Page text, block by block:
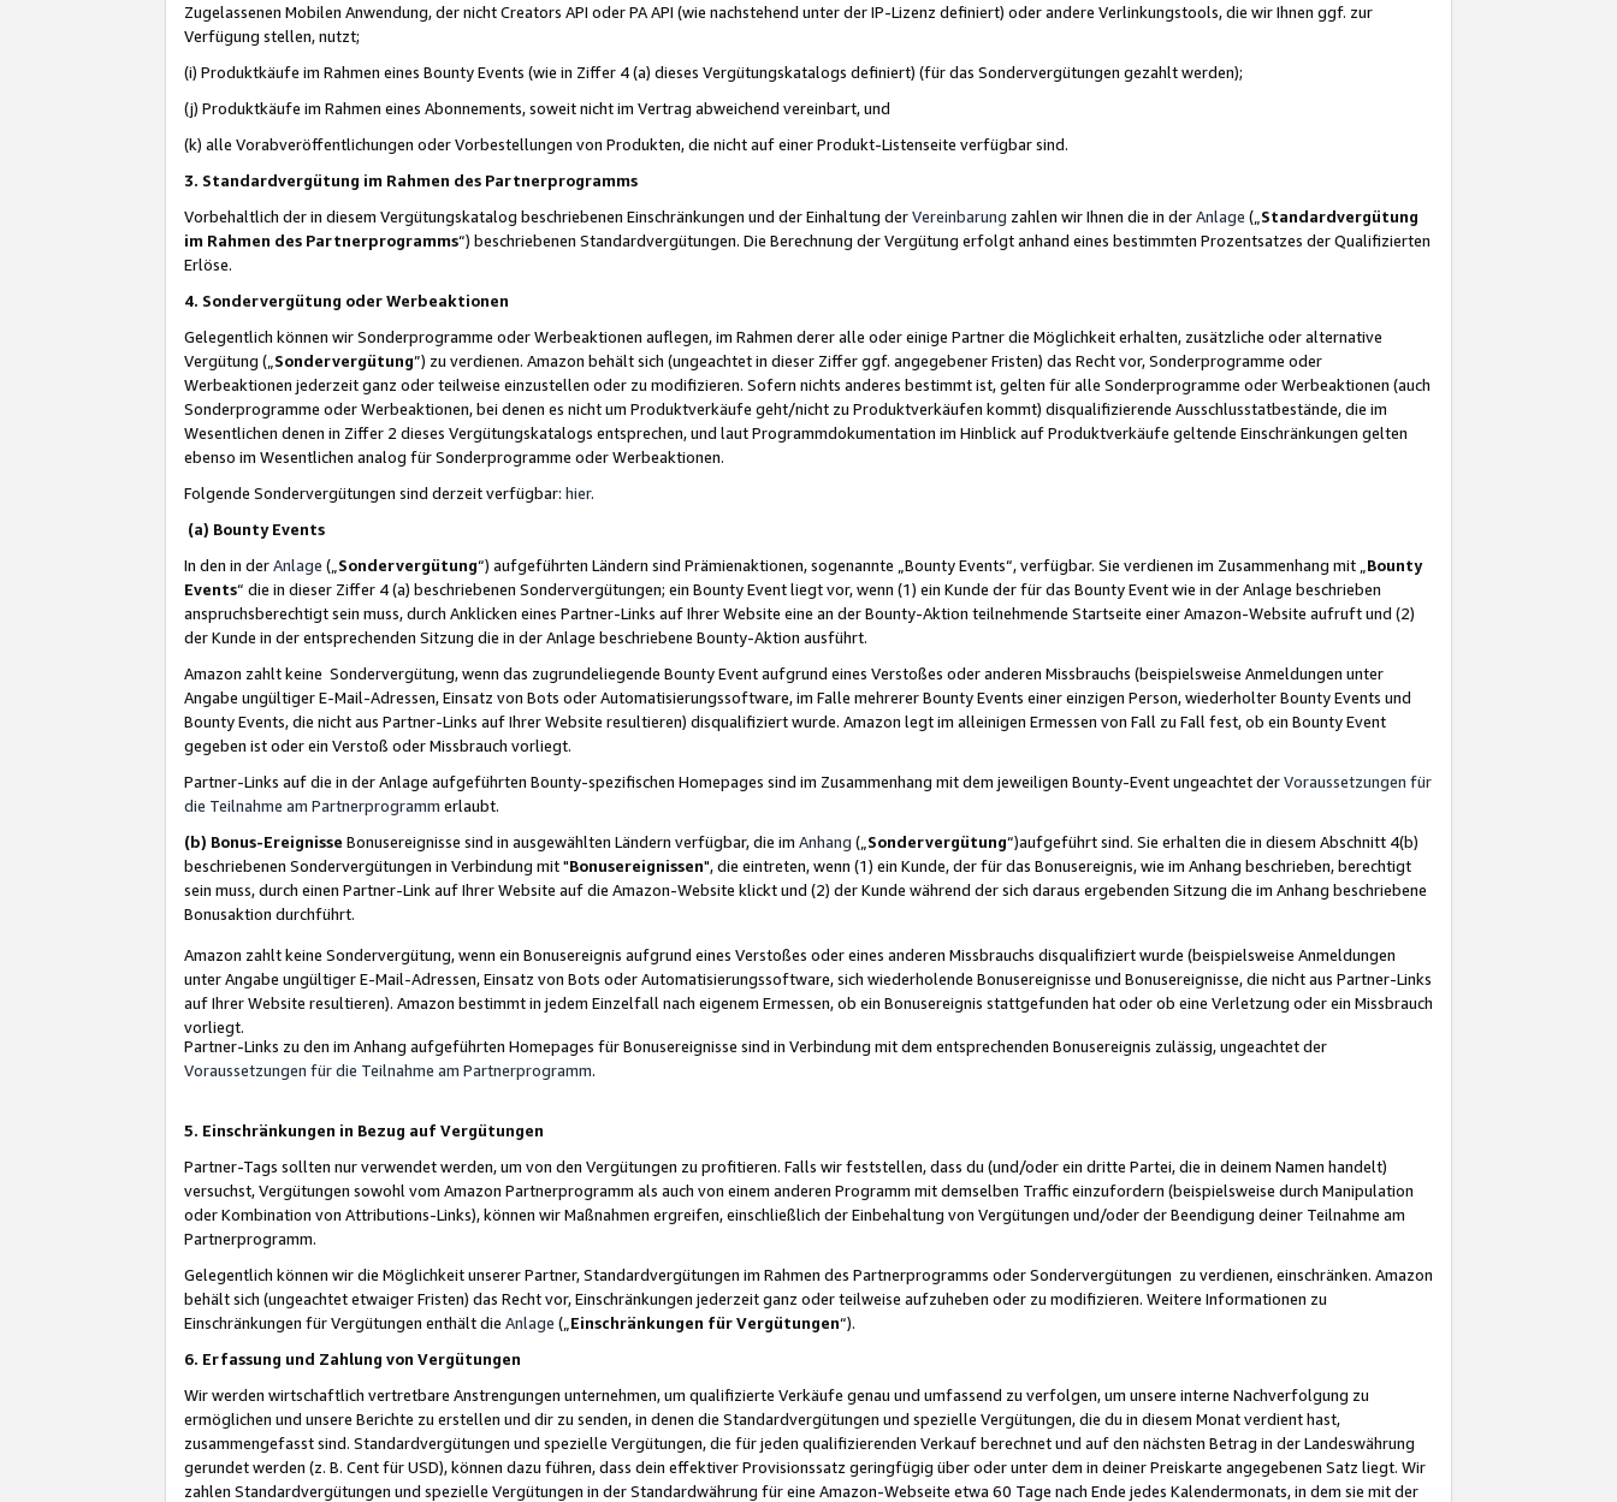
Zugelassenen Mobilen Anwendung, der nicht Creators API oder PA API (wie nachstehend unter der IP-Lizenz definiert) oder andere Verlinkungstools, die wir Ihnen ggf. zur
Verfügung stellen, nutzt;
(i) Produktkäufe im Rahmen eines Bounty Events (wie in Ziffer 4 (a) dieses Vergütungskatalogs definiert) (für das Sondervergütungen gezahlt werden);
(j) Produktkäufe im Rahmen eines Abonnements, soweit nicht im Vertrag abweichend vereinbart, und
(k) alle Vorabveröffentlichungen oder Vorbestellungen von Produkten, die nicht auf einer Produkt-Listenseite verfügbar sind.
3. Standardvergütung im Rahmen des Partnerprogramms
Vorbehaltlich der in diesem Vergütungskatalog beschriebenen Einschränkungen und der Einhaltung derVereinbarung zahlen wir Ihnen die in derAnlage („ Standardvergütung
im Rahmen des Partnerprogramms“) beschriebenen Standardvergütungen. Die Berechnung der Vergütung erfolgt anhand eines bestimmten Prozentsatzes der Qualifizierten
Erlöse.
4. Sondervergütung oder Werbeaktionen
Gelegentlich können wir Sonderprogramme oder Werbeaktionen auflegen, im Rahmen derer alle oder einige Partner die Möglichkeit erhalten, zusätzliche oder alternative
Vergütung („ Sondervergütung”) zu verdienen. Amazon behält sich (ungeachtet in dieser Ziffer ggf. angegebener Fristen) das Recht vor, Sonderprogramme oder
Werbeaktionen jederzeit ganz oder teilweise einzustellen oder zu modifizieren. Sofern nichts anderes bestimmt ist, gelten für alle Sonderprogramme oder Werbeaktionen (auch
Sonderprogramme oder Werbeaktionen, bei denen es nicht um Produktverkäufe geht/nicht zu Produktverkäufen kommt) disqualifizierende Ausschlusstatbestände, die im
Wesentlichen denen in Ziffer 2 dieses Vergütungskatalogs entsprechen, und laut Programmdokumentation im Hinblick auf Produktverkäufe geltende Einschränkungen gelten
ebenso im Wesentlichen analog für Sonderprogramme oder Werbeaktionen.
Folgende Sondervergütungen sind derzeit verfügbar: hier.
(a) Bounty Events
In den in derAnlage („ Sondervergütung“) aufgeführten Ländern sind Prämienaktionen, sogenannte „Bounty Events“, verfügbar. Sie verdienen im Zusammenhang mit „ Bounty
Events“ die in dieser Ziffer 4 (a) beschriebenen Sondervergütungen; ein Bounty Event liegt vor, wenn (1) ein Kunde der für das Bounty Event wie in der Anlage beschrieben
anspruchsberechtigt sein muss, durch Anklicken eines Partner-Links auf Ihrer Website eine an der Bounty-Aktion teilnehmende Startseite einer Amazon-Website aufruft und (2)
der Kunde in der entsprechenden Sitzung die in der Anlage beschriebene Bounty-Aktion ausführt.
Amazon zahlt keine Sondervergütung, wenn das zugrundeliegende Bounty Event aufgrund eines Verstoßes oder anderen Missbrauchs (beispielsweise Anmeldungen unter
Angabe ungültiger E-Mail-Adressen, Einsatz von Bots oder Automatisierungssoftware, im Falle mehrerer Bounty Events einer einzigen Person, wiederholter Bounty Events und
Bounty Events, die nicht aus Partner-Links auf Ihrer Website resultieren) disqualifiziert wurde. Amazon legt im alleinigen Ermessen von Fall zu Fall fest, ob ein Bounty Event
gegeben ist oder ein Verstoß oder Missbrauch vorliegt.
Partner-Links auf die in der Anlage aufgeführten Bounty-spezifischen Homepages sind im Zusammenhang mit dem jeweiligen Bounty-Event ungeachtet derVoraussetzungen für
die Teilnahme am Partnerprogramm erlaubt.
(b) Bonus-Ereignisse Bonusereignisse sind in ausgewählten Ländern verfügbar, die im Anhang („ Sondervergütung“)aufgeführt sind. Sie erhalten die in diesem Abschnitt 4(b)
beschriebenen Sondervergütungen in Verbindung mit "Bonusereignissen", die eintreten, wenn (1) ein Kunde, der für das Bonusereignis, wie im Anhang beschrieben, berechtigt
sein muss, durch einen Partner-Link auf Ihrer Website auf die Amazon-Website klickt und (2) der Kunde während der sich daraus ergebenden Sitzung die im Anhang beschriebene
Bonusaktion durchführt.
Amazon zahlt keine Sondervergütung, wenn ein Bonusereignis aufgrund eines Verstoßes oder eines anderen Missbrauchs disqualifiziert wurde (beispielsweise Anmeldungen
unter Angabe ungültiger E-Mail-Adressen, Einsatz von Bots oder Automatisierungssoftware, sich wiederholende Bonusereignisse und Bonusereignisse, die nicht aus Partner-Links
auf Ihrer Website resultieren). Amazon bestimmt in jedem Einzelfall nach eigenem Ermessen, ob ein Bonusereignis stattgefunden hat oder ob eine Verletzung oder ein Missbrauch
vorliegt.
Partner-Links zu den im Anhang aufgeführten Homepages für Bonusereignisse sind in Verbindung mit dem entsprechenden Bonusereignis zulässig, ungeachtet der
Voraussetzungen für die Teilnahme am Partnerprogramm.
5. Einschränkungen in Bezug auf Vergütungen
Partner-Tags sollten nur verwendet werden, um von den Vergütungen zu profitieren. Falls wir feststellen, dass du (und/oder ein dritte Partei, die in deinem Namen handelt)
versuchst, Vergütungen sowohl vom Amazon Partnerprogramm als auch von einem anderen Programm mit demselben Traffic einzufordern (beispielsweise durch Manipulation
oder Kombination von Attributions-Links), können wir Maßnahmen ergreifen, einschließlich der Einbehaltung von Vergütungen und/oder der Beendigung deiner Teilnahme am
Partnerprogramm.
Gelegentlich können wir die Möglichkeit unserer Partner, Standardvergütungen im Rahmen des Partnerprogramms oder Sondervergütungen zu verdienen, einschränken. Amazon
behält sich (ungeachtet etwaiger Fristen) das Recht vor, Einschränkungen jederzeit ganz oder teilweise aufzuheben oder zu modifizieren. Weitere Informationen zu
Einschränkungen für Vergütungen enthält die Anlage („ Einschränkungen für Vergütungen“).
6. Erfassung und Zahlung von Vergütungen
Wir werden wirtschaftlich vertretbare Anstrengungen unternehmen, um qualifizierte Verkäufe genau und umfassend zu verfolgen, um unsere interne Nachverfolgung zu
ermöglichen und unsere Berichte zu erstellen und dir zu senden, in denen die Standardvergütungen und spezielle Vergütungen, die du in diesem Monat verdient hast,
zusammengefasst sind. Standardvergütungen und spezielle Vergütungen, die für jeden qualifizierenden Verkauf berechnet und auf den nächsten Betrag in der Landeswährung
gerundet werden (z. B. Cent für USD), können dazu führen, dass dein effektiver Provisionssatz geringfügig über oder unter dem in deiner Preiskarte angegebenen Satz liegt. Wir
zahlen Standardvergütungen und spezielle Vergütungen in der Standardwährung für eine Amazon-Webseite etwa 60 Tage nach Ende jedes Kalendermonats, in dem sie mit der